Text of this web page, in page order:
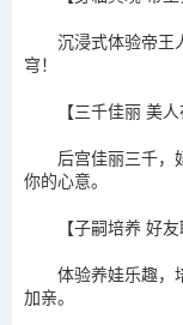
沉浸式体验帝王
穹！
【三千佳丽 美人
后宫佳丽三千，
你的心意。
【子嗣培养 好友
体验养娃乐趣，
加亲。